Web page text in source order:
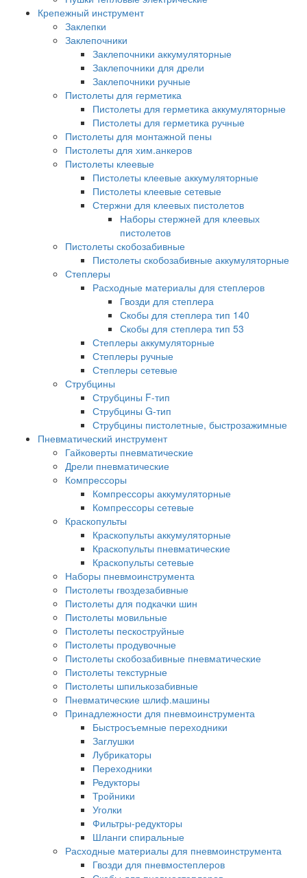
Крепежный инструмент
Заклепки
Заклепочники
Заклепочники аккумуляторные
Заклепочники для дрели
Заклепочники ручные
Пистолеты для герметика
Пистолеты для герметика аккумуляторные
Пистолеты для герметика ручные
Пистолеты для монтажной пены
Пистолеты для хим.анкеров
Пистолеты клеевые
Пистолеты клеевые аккумуляторные
Пистолеты клеевые сетевые
Стержни для клеевых пистолетов
Наборы стержней для клеевых
пистолетов
Пистолеты скобозабивные
Пистолеты скобозабивные аккумуляторные
Степлеры
Расходные материалы для степлеров
Гвозди для степлера
Скобы для степлера тип 140
Скобы для степлера тип 53
Степлеры аккумуляторные
Степлеры ручные
Степлеры сетевые
Струбцины
Струбцины F-тип
Струбцины G-тип
Струбцины пистолетные, быстрозажимные
Пневматический инструмент
Гайковерты пневматические
Дрели пневматические
Компрессоры
Компрессоры аккумуляторные
Компрессоры сетевые
Краскопульты
Краскопульты аккумуляторные
Краскопульты пневматические
Краскопульты сетевые
Наборы пневмоинструмента
Пистолеты гвоздезабивные
Пистолеты для подкачки шин
Пистолеты мовильные
Пистолеты пескоструйные
Пистолеты продувочные
Пистолеты скобозабивные пневматические
Пистолеты текстурные
Пистолеты шпилькозабивные
Пневматические шлиф.машины
Принадлежности для пневмоинструмента
Быстросъемные переходники
Заглушки
Лубрикаторы
Переходники
Редукторы
Тройники
Уголки
Фильтры-редукторы
Шланги спиральные
Расходные материалы для пневмоинструмента
Гвозди для пневмостеплеров